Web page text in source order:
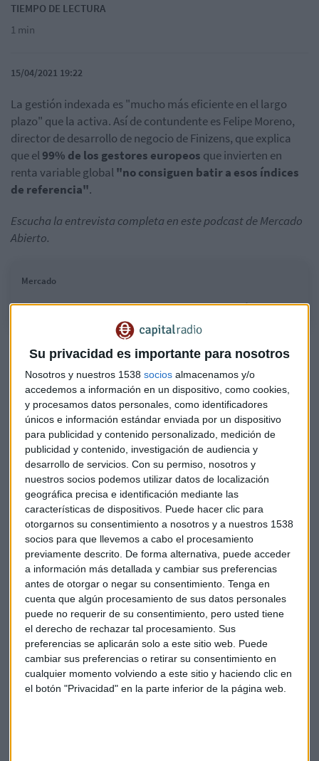
Su privacidad es importante para nosotros
Nosotros y nuestros 1538 socios almacenamos y/o
accedemos a información en un dispositivo, como cookies,
y procesamos datos personales, como identificadores
únicos e información estándar enviada por un dispositivo
para publicidad y contenido personalizado, medición de
publicidad y contenido, investigación de audiencia y
desarrollo de servicios. Con su permiso, nosotros y
nuestros socios podemos utilizar datos de localización
geográfica precisa e identificación mediante las
características de dispositivos. Puede hacer clic para
otorgarnos su consentimiento a nosotros y a nuestros 1538
socios para que llevemos a cabo el procesamiento
previamente descrito. De forma alternativa, puede acceder
a información más detallada y cambiar sus preferencias
antes de otorgar o negar su consentimiento. Tenga en
cuenta que algún procesamiento de sus datos personales
puede no requerir de su consentimiento, pero usted tiene
el derecho de rechazar tal procesamiento. Sus
preferencias se aplicarán solo a este sitio web. Puede
cambiar sus preferencias o retirar su consentimiento en
cualquier momento volviendo a este sitio y haciendo clic en
el botón "Privacidad" en la parte inferior de la página web.
TIEMPO DE LECTURA
1 min
15/04/2021 19:22
La gestión indexada es "mucho más eficiente en el largo
plazo" que la activa. Así de contundente es Felipe Moreno,
director de desarrollo de negocio de Finizens, que explica
que el99% de los gestores europeos que invierten en
renta variable global"no consiguen batir a esos índices
de referencia".
Escucha la entrevista completa en este podcast de Mercado
Abierto.
Mercado
Los ingredientes del éxito de Finizens
Para el experto, la clave en la inversión pasiva es "dormir
tranquilo". Y para eso consideras que hay que invertir "con
horizontes temporales de entre siete y quince años".
Moreno revela que las cinco carteras de Finizens han
terminado el primer trimestre en positivo tras considerarlo
un período"muy bueno". Respecto a la cartera más
conservadora, la rentabilidad ha sido del 0,6%, según el
experto. Sin embargo, las dos más arriesgadas con más
peso en renta variable han conseguido una revalorización
del 6,22% y el 7,91%.
Los fondos indexados cumplen 50 años: el primero surgió en
1971
Gestión pasiva Entrevista Finizens Finizens